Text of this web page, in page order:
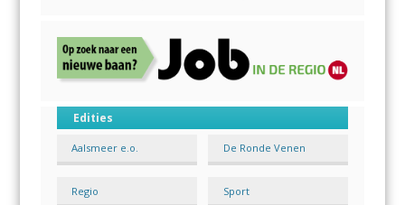
Edities
Aalsmeer e.o. De Ronde Venen
Regio Sport